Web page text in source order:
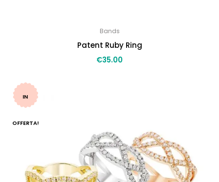
Bands
Patent Ruby Ring
€35.00
IN
OFFERTA!